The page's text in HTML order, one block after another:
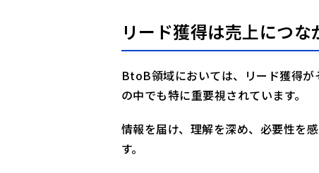
リード獲得は売上につ
BtoB領域においては、リード獲得
の中でも特に重要視されています。
情報を届け、理解を深め、必要性を
す。